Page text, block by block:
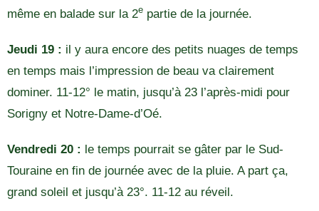
même en balade sur la 2e partie de la journée.
Jeudi 19 : il y aura encore des petits nuages de temps
en temps mais l’impression de beau va clairement
dominer. 11-12° le matin, jusqu’à 23 l’après-midi pour
Sorigny et Notre-Dame-d’Oé.
Vendredi 20 : le temps pourrait se gâter par le Sud-
Touraine en fin de journée avec de la pluie. A part ça,
grand soleil et jusqu’à 23°. 11-12 au réveil.